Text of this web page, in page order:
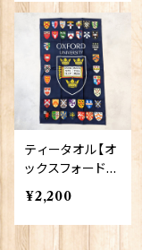
ティータオル【オ
ックスフォード大
学紋章】Elgate
Products 500
01-K
¥2,200